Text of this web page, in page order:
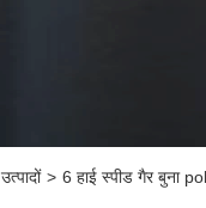
उत्पादों > 6 हाई स्पीड गैर बुना